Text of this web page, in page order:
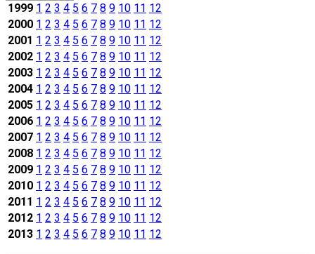
1999 1 2 3 4 5 6 7 8 9 10 11 12
2000 1 2 3 4 5 6 7 8 9 10 11 12
2001 1 2 3 4 5 6 7 8 9 10 11 12
2002 1 2 3 4 5 6 7 8 9 10 11 12
2003 1 2 3 4 5 6 7 8 9 10 11 12
2004 1 2 3 4 5 6 7 8 9 10 11 12
2005 1 2 3 4 5 6 7 8 9 10 11 12
2006 1 2 3 4 5 6 7 8 9 10 11 12
2007 1 2 3 4 5 6 7 8 9 10 11 12
2008 1 2 3 4 5 6 7 8 9 10 11 12
2009 1 2 3 4 5 6 7 8 9 10 11 12
2010 1 2 3 4 5 6 7 8 9 10 11 12
2011 1 2 3 4 5 6 7 8 9 10 11 12
2012 1 2 3 4 5 6 7 8 9 10 11 12
2013 1 2 3 4 5 6 7 8 9 10 11 12